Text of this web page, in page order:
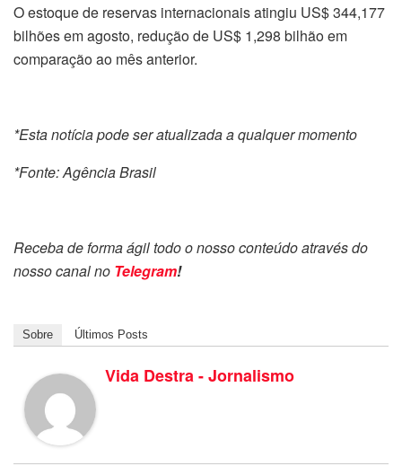
O estoque de reservas internacionais atingiu US$ 344,177
bilhões em agosto, redução de US$ 1,298 bilhão em
comparação ao mês anterior.
*Esta notícia pode ser atualizada a qualquer momento
*Fonte: Agência Brasil
Receba de forma ágil todo o nosso conteúdo através do
nosso canal no Telegram!
Sobre Últimos Posts
Vida Destra - Jornalismo